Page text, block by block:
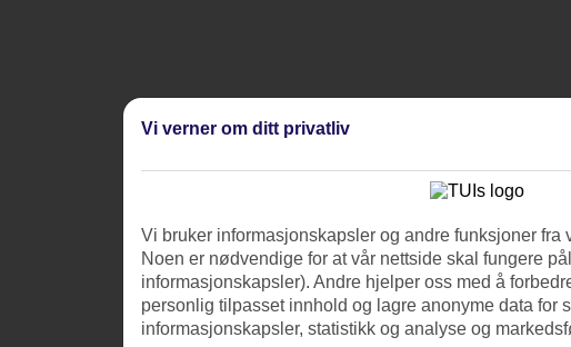
Vi verner om ditt privatliv
Vi bruker informasjonskapsler og andre funksjoner fra
Noen er nødvendige for at vår nettside skal fungere
informasjonskapsler). Andre hjelper oss med å
personlig tilpasset innhold og lagre anonyme data for
informasjonskapsler, statistikk og analyse og